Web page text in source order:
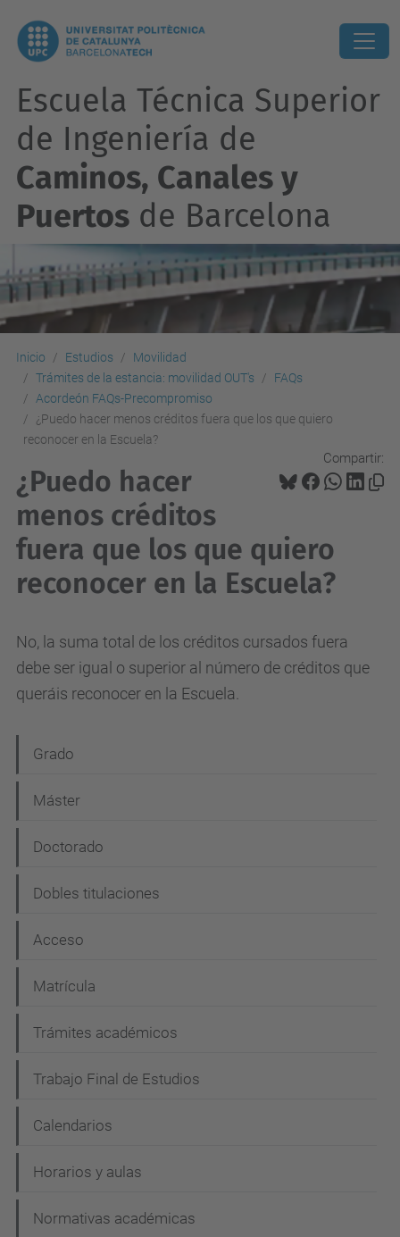
Escuela Técnica Superior
de Ingeniería de
Caminos, Canales y
Puertos de Barcelona
Inicio Estudios
Movilidad
Trámites de la estancia: movilidad OUT's
FAQs
Acordeón FAQs-Precompromiso
¿Puedo hacer menos créditos fuera que los que quiero
reconocer en la Escuela?
Compartir:
¿Puedo hacer
menos créditos
fuera que los que quiero
reconocer en la Escuela?
No, la suma total de los créditos cursados fuera
debe ser igual o superior al número de créditos que
queráis reconocer en la Escuela.
a
v
g
a
i
ó
Grado
Máster
Doctorado
Dobles titulaciones
Acceso
Matrícula
Trámites académicos
Trabajo Final de Estudios
Calendarios
Horarios y aulas
Normativas académicas